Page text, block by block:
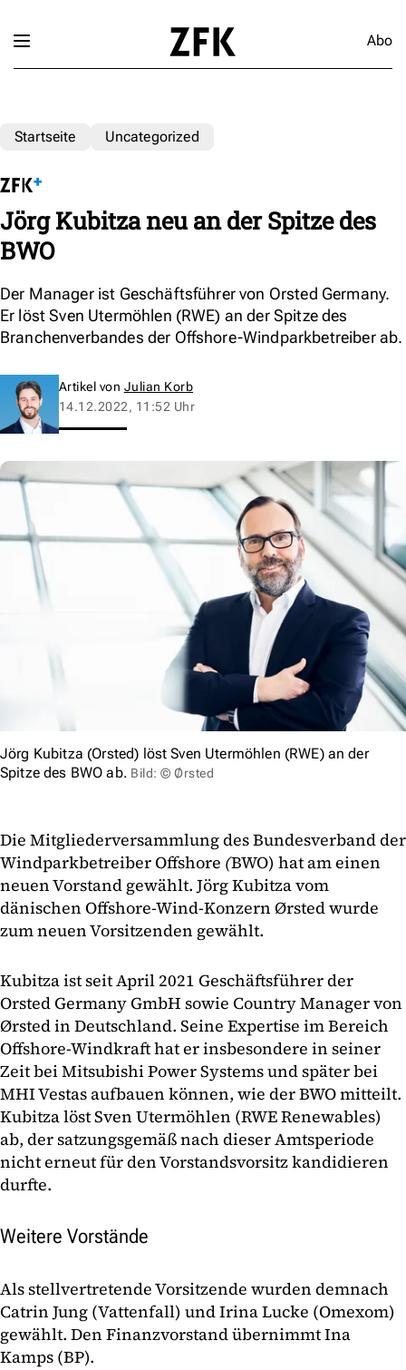
Abo
Startseite Uncategorized
Jörg Kubitza neu an der Spitze des
BWO
Der Manager ist Geschäftsführer von Orsted Germany.
Er löst Sven Utermöhlen (RWE) an der Spitze des
Branchenverbandes der Offshore-Windparkbetreiber ab.
Artikel von Julian Korb
14.12.2022, 11:52 Uhr
Jörg Kubitza (Orsted) löst Sven Utermöhlen (RWE) an der
Spitze des BWO ab. Bild: © Ørsted
Die Mitgliederversammlung des Bundesverband der
Windparkbetreiber Offshore (BWO) hat am einen
neuen Vorstand gewählt. Jörg Kubitza vom
dänischen Offshore-Wind-Konzern Ørsted wurde
zum neuen Vorsitzenden gewählt.
Kubitza ist seit April 2021 Geschäftsführer der
Orsted Germany GmbH sowie Country Manager von
Ørsted in Deutschland. Seine Expertise im Bereich
Offshore-Windkraft hat er insbesondere in seiner
Zeit bei Mitsubishi Power Systems und später bei
MHI Vestas aufbauen können, wie der BWO mitteilt.
Kubitza löst Sven Utermöhlen (RWE Renewables)
ab, der satzungsgemäß nach dieser Amtsperiode
nicht erneut für den Vorstandsvorsitz kandidieren
durfte.
Weitere Vorstände
Als stellvertretende Vorsitzende wurden demnach
Catrin Jung (Vattenfall) und Irina Lucke (Omexom)
gewählt. Den Finanzvorstand übernimmt Ina
Kamps (BP).